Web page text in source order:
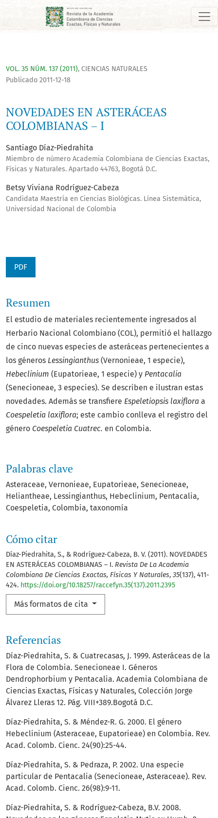
NOVEDADES EN ASTERÁCEAS COLOMBIANAS – I
VOL. 35 NÚM. 137 (2011), CIENCIAS NATURALES
NOVEDADES EN ASTERÁCEAS
COLOMBIANAS – I
Publicado 2011-12-18
Santiago Díaz-Piedrahita
Miembro de número Academia Colombiana de Ciencias Exactas,
Físicas y Naturales. Apartado 44763, Bogotá D.C.
Betsy Viviana Rodríguez-Cabeza
Candidata Maestría en Ciencias Biológicas. Línea Sistemática,
Universidad Nacional de Colombia
PDF
Palabras clave
Asteraceae Vernonieae Eupatorieae Senecioneae
Heliantheae Lessingianthus Hebeclinium Pentacalia
Coespeletia Colombia taxonomía
Cómo citar
Díaz-Piedrahita, S., & Rodríguez-Cabeza, B. V. (2011). NOVEDADES
EN ASTERÁCEAS COLOMBIANAS – I. Revista De La Academia
Colombiana De Ciencias Exactas, Físicas Y Naturales, 35(137), 411-
424. https://doi.org/10.18257/raccefyn.35(137).2011.2395
Más formatos de cita
Resumen
El estudio de materiales recientemente ingresados al
Herbario Nacional Colombiano (COL), permitió el hallazgo
de cinco nuevas especies de asteráceas pertenecientes a
los géneros Lessingianthus (Vernonieae, 1 especie),
Hebeclinium (Eupatorieae, 1 especie) y Pentacalia
(Senecioneae, 3 especies). Se describen e ilustran estas
novedades. Además se transfiere Espeletiopsis laxiflora a
Coespeletia laxiflora; este cambio conlleva el registro del
género Coespeletia Cuatrec. en Colombia.
Referencias
Díaz-Piedrahita, S. & Cuatrecasas, J. 1999. Asteráceas de la
Flora de Colombia. Senecioneae I. Géneros
Dendrophorbium y Pentacalia. Academia Colombiana de
Ciencias Exactas, Físicas y Naturales, Colección Jorge
Álvarez Lleras 12. Pág. VIII+389.Bogotá D.C.
Díaz-Piedrahita, S. & Méndez-R. G. 2000. El género
Hebeclinium (Asteraceae, Eupatorieae) en Colombia. Rev.
Acad. Colomb. Cienc. 24(90):25-44.
Díaz-Piedrahita, S. & Pedraza, P. 2002. Una especie
particular de Pentacalia (Senecioneae, Asteraceae). Rev.
Acad. Colomb. Cienc. 26(98):9-11.
Díaz-Piedrahita, S. & Rodríguez-Cabeza, B.V. 2008.